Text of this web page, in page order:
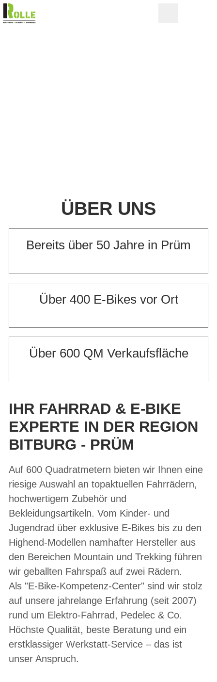
ÜBER UNS
Bereits über 50 Jahre in Prüm
Über 400 E-Bikes vor Ort
Über 600 QM Verkaufsfläche
IHR FAHRRAD & E-BIKE
EXPERTE IN DER REGION
BITBURG - PRÜM
Auf 600 Quadratmetern bieten wir Ihnen eine
riesige Auswahl an topaktuellen Fahrrädern,
hochwertigem Zubehör und
Bekleidungsartikeln. Vom Kinder- und
Jugendrad über exklusive E-Bikes bis zu den
Highend-Modellen namhafter Hersteller aus
den Bereichen Mountain und Trekking führen
wir geballten Fahrspaß auf zwei Rädern.
Als "E-Bike-Kompetenz-Center" sind wir stolz
auf unsere jahrelange Erfahrung (seit 2007)
rund um Elektro-Fahrrad, Pedelec & Co.
Höchste Qualität, beste Beratung und ein
erstklassiger Werkstatt-Service – das ist
unser Anspruch.